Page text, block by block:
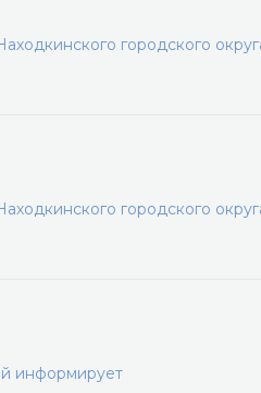
городского
городского
информирует